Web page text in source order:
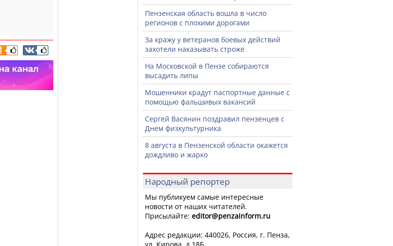
Пензенская область вошла в число
регионов с плохими дорогами
За кражу у ветеранов боевых действий
захотели наказывать строже
На Московской в Пензе собираются
высадить липы
Мошенники крадут паспортные данные с
помощью фальшивых вакансий
Сергей Васянин поздравил пензенцев с
Днем физкультурника
8 августа в Пензенской области окажется
дождливо и жарко
Народный репортер
Мы публикуем самые интересные
новости от наших читателей.
Присылайте: editor@penzainform.ru
Адрес редакции: 440026, Россия, г. Пенза,